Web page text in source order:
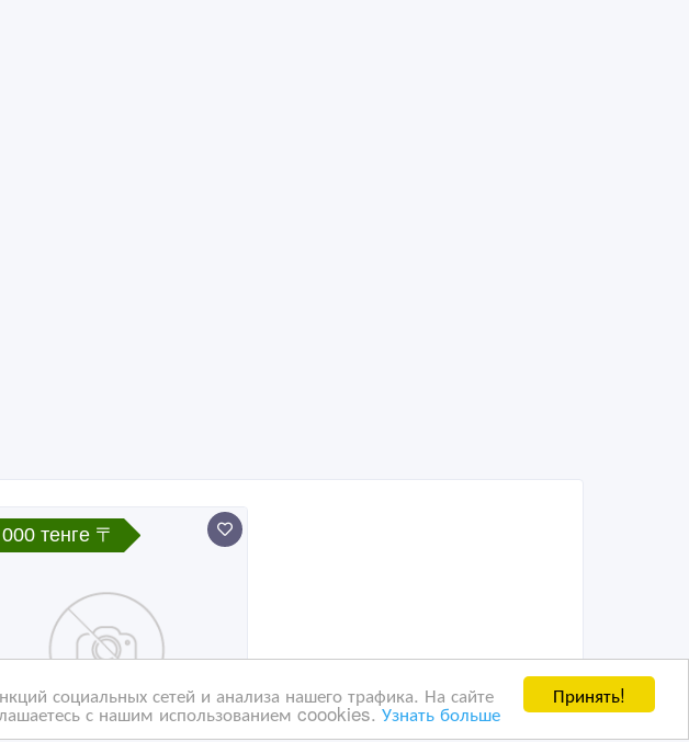
Принять!
социальных сетей и анализа нашего трафика. На сайте
с нашим использованием coookies.Узнать больше
тенге 〒